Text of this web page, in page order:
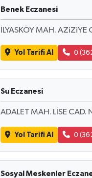
Benek Eczanesi
İLYASKÖY MAH.
Yol Tarifi Al 0
Su Eczanesi
ADALET MAH. LİSE CAD.
Yol Tarifi Al 0
Sosyal Meskenler